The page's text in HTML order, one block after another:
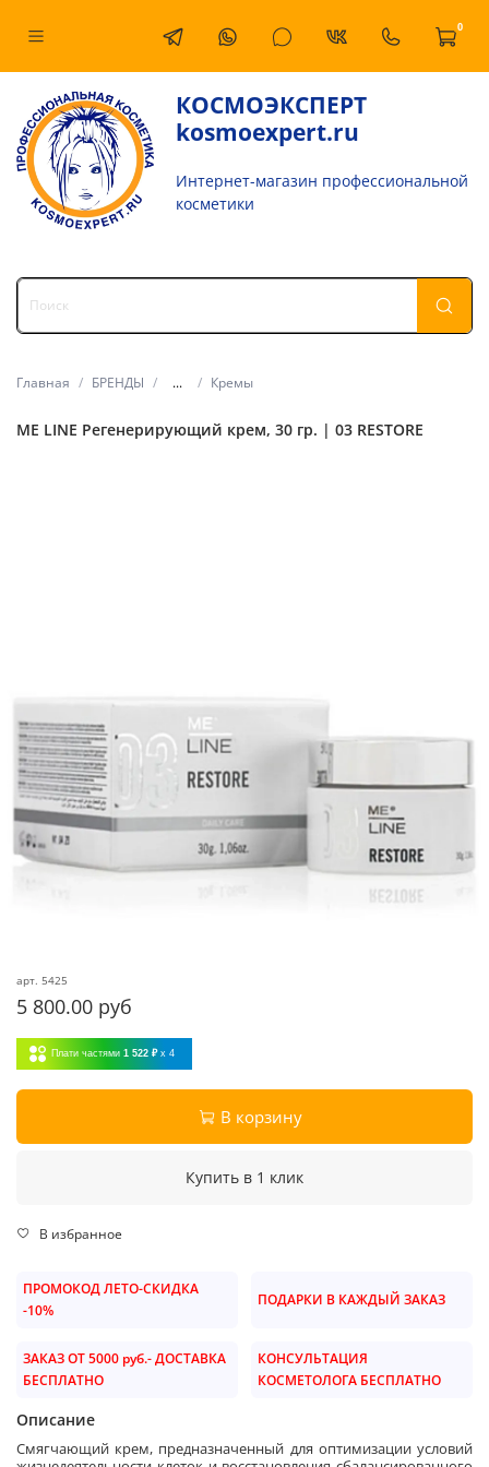
0
КОСМОЭКСПЕРТ
kosmoexpert.ru
Интернет-магазин профессиональной
косметики
Главная БРЕНДЫ ... Кремы
ME LINE Регенерирующий крем, 30 гр. | 03 RESTORE
арт. 5425
5 800.00 руб
Плати частями 1 522 ₽ x 4
В корзину
Купить в 1 клик
В избранное
ПРОМОКОД ЛЕТО-СКИДКА
-10%
ПОДАРКИ В КАЖДЫЙ ЗАКАЗ
ЗАКАЗ ОТ 5000 руб.- ДОСТАВКА
БЕСПЛАТНО
КОНСУЛЬТАЦИЯ
КОСМЕТОЛОГА БЕСПЛАТНО
Описание
Смягчающий крем, предназначенный для оптимизации условий